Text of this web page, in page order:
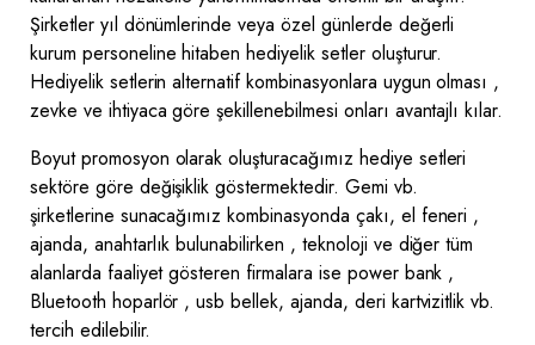
Şirketler yıl dönümlerinde veya özel günlerde değerli
kurum personeline hitaben hediyelik setler oluşturur.
Hediyelik setlerin alternatif kombinasyonlara uygun olması ,
zevke ve ihtiyaca göre şekillenebilmesi onları avantajlı kılar.
Boyut promosyon olarak oluşturacağımız hediye setleri
sektöre göre değişiklik göstermektedir. Gemi vb.
şirketlerine sunacağımız kombinasyonda çakı, el feneri ,
ajanda, anahtarlık bulunabilirken , teknoloji ve diğer tüm
alanlarda faaliyet gösteren firmalara ise power bank ,
Bluetooth hoparlör , usb bellek, ajanda, deri kartvizitlik vb.
tercih edilebilir.